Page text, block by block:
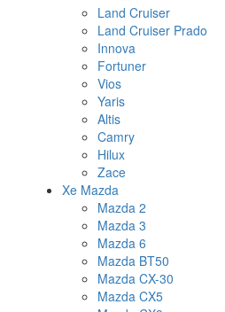
Land Cruiser
Land Cruiser Prado
Innova
Fortuner
Vios
Yaris
Altis
Camry
Hilux
Zace
Xe Mazda
Mazda 2
Mazda 3
Mazda 6
Mazda BT50
Mazda CX-30
Mazda CX5